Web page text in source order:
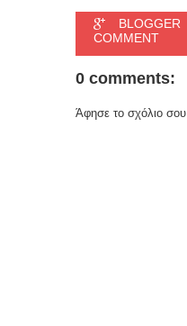
BLOGGER
COMMENT
0 comments:
Άφησε το σχόλιο σου